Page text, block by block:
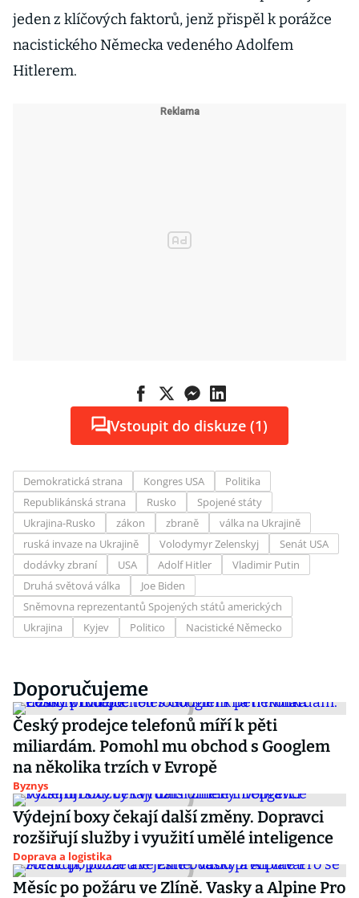
jeden z klíčových faktorů, jenž přispěl k porážce
nacistického Německa vedeného Adolfem
Hitlerem.
Vstoupit do diskuze (1)
Demokratická strana Kongres USA
Politika
Republikánská strana
Rusko
Spojené státy
Ukrajina-Rusko
zákon zbraně
válka na Ukrajině
ruská invaze na Ukrajině
Volodymyr Zelenskyj
Senát USA
dodávky zbraní
USA Adolf Hitler
Vladimir Putin
Druhá světová válka
Joe Biden
Sněmovna reprezentantů Spojených států amerických
Ukrajina
Kyjev Politico Nacistické Německo
Doporučujeme
Český prodejce telefonů míří k pěti
miliardám. Pomohl mu obchod s Googlem
na několika trzích v Evropě
Byznys
Výdejní boxy čekají další změny. Dopravci
rozšiřují služby i využití umělé inteligence
Doprava a logistika
Měsíc po požáru ve Zlíně. Vasky a Alpine Pro